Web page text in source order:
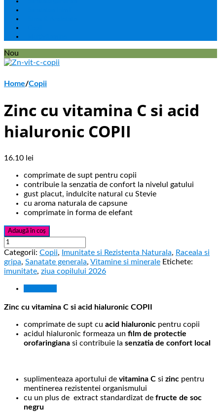
Nou
Home/Copii
Zinc cu vitamina C si acid
hialuronic COPII
16.10 lei
comprimate de supt pentru copii
contribuie la senzatia de confort la nivelul gatului
gust placut, indulcite natural cu Stevie
cu aroma naturala de capsune
comprimate in forma de elefant
Adaugă în coș
Categorii: Copii, Imunitate si Rezistenta Naturala, Raceala si
gripa, Sanatate generala, Vitamine si minerale Etichete:
imunitate, ziua copilului 2026
Zinc cu vitamina C si acid hialuronic COPII
comprimate de supt cu acid hialuronic pentru copii
acidul hialuronic formeaza un film de protectie
orofaringiana si contribuie la senzatia de confort local
suplimenteaza aportului de vitamina C si zinc pentru
mentinerea rezistentei organismului
cu un plus de extract standardizat de fructe de soc
negru